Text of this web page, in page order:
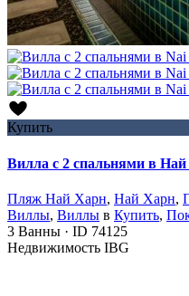
Купить
Вилла с 2 спальнями в
Пляж Най Харн, Най Харн,
Виллы, Виллы в Купить,
3 Ванны · ID 74125
Недвижимость IBG